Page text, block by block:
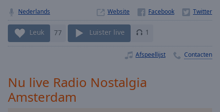
Time-
1x
Chapters
Chapters
Nederlands Website
Leuk 77 Luister live 1
Afspeellijst Contacten
Nu live Radio Nostalgia
Amsterdam